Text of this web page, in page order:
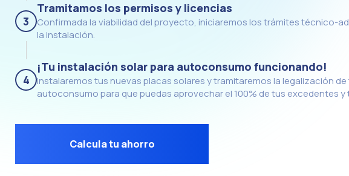
3
Tramitamos los permisos y licencias
Confirmada la viabilidad del proyecto, iniciaremos los trámites técnico-
la instalación.
4
¡Tu instalación solar para autoconsumo funcionando!
Instalaremos tus nuevas placas solares y tramitaremos la legalización
autoconsumo para que puedas aprovechar el 100% de tus excedentes
Calcula tu ahorro